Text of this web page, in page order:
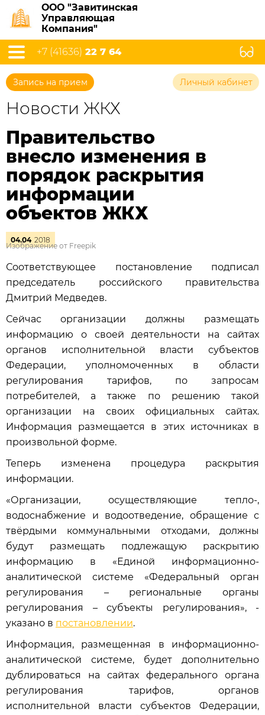
ООО "Завитинская
Управляющая
Компания"
+7 (41636) 22 7 64
Запись на прием Личный кабинет
Новости ЖКХ
Правительство
внесло изменения в
порядок раскрытия
информации
объектов ЖКХ
04.04 2018
Изображение от Freepik
Соответствующее постановление подписал
председатель российского правительства
Дмитрий Медведев.
Сейчас организации должны размещать
информацию о своей деятельности на сайтах
органов исполнительной власти субъектов
Федерации, уполномоченных в области
регулирования тарифов, по запросам
потребителей, а также по решению такой
организации на своих официальных сайтах.
Информация размещается в этих источниках в
произвольной форме.
Теперь изменена процедура раскрытия
информации.
«Организации, осуществляющие тепло-,
водоснабжение и водоотведение, обращение с
твёрдыми коммунальными отходами, должны
будут размещать подлежащую раскрытию
информацию в «Единой информационно-
аналитической системе «Федеральный орган
регулирования – региональные органы
регулирования – субъекты регулирования», -
указано в постановлении.
Информация, размещенная в информационно-
аналитической системе, будет дополнительно
дублироваться на сайтах федерального органа
регулирования тарифов, органов
исполнительной власти субъектов Федерации,